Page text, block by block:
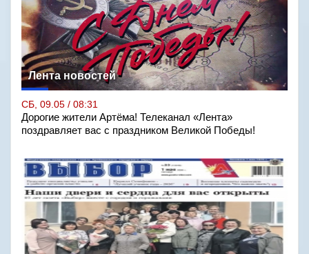
Лента новостей
СБ, 09.05 / 08:31
Дорогие жители Артёма! Телеканал «Лента»
поздравляет вас с праздником Великой Победы!